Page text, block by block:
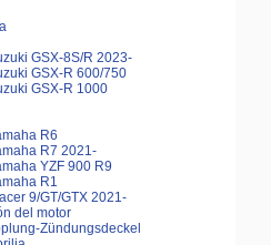
GSX-8S/R 2023-
GSX-R 600/750
GSX-R 1000
R6
R7 2021-
YZF 900 R9
R1
9/GT/GTX 2021-
del motor
Zündungsdeckel